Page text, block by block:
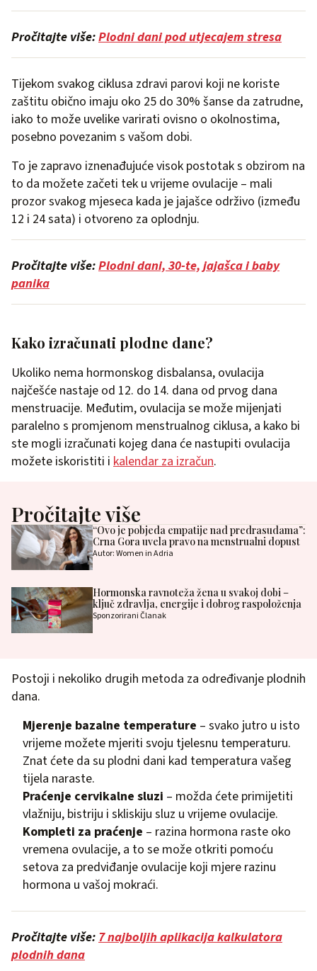
Pročitajte više:Plodni dani pod utjecajem stresa
Tijekom svakog ciklusa zdravi parovi koji ne koriste
zaštitu obično imaju oko 25 do 30% šanse da zatrudne,
iako to može uvelike varirati ovisno o okolnostima,
posebno povezanim s vašom dobi.
To je zapravo iznenađujuće visok postotak s obzirom na
to da možete začeti tek u vrijeme ovulacije – mali
prozor svakog mjeseca kada je jajašce održivo (između
12 i 24 sata) i otvoreno za oplodnju.
Pročitajte više:Plodni dani, 30-te, jajašca i baby
panika
Kako izračunati plodne dane?
Ukoliko nema hormonskog disbalansa, ovulacija
najčešće nastaje od 12. do 14. dana od prvog dana
menstruacije. Međutim, ovulacija se može mijenjati
paralelno s promjenom menstrualnog ciklusa, a kako bi
ste mogli izračunati kojeg dana će nastupiti ovulacija
možete iskoristiti i kalendar za izračun.
Pročitajte više
“Ovo je pobjeda empatije nad predrasudama”:
Crna Gora uvela pravo na menstrualni dopust
Autor: Women in Adria
Hormonska ravnoteža žena u svakoj dobi –
ključ zdravlja, energije i dobrog raspoloženja
Sponzorirani Članak
Postoji i nekoliko drugih metoda za određivanje plodnih
dana.
Mjerenje bazalne temperature – svako jutro u isto
vrijeme možete mjeriti svoju tjelesnu temperaturu.
Znat ćete da su plodni dani kad temperatura vašeg
tijela naraste.
Praćenje cervikalne sluzi – možda ćete primijetiti
vlažniju, bistriju i skliskiju sluz u vrijeme ovulacije.
Kompleti za praćenje – razina hormona raste oko
vremena ovulacije, a to se može otkriti pomoću
setova za predviđanje ovulacije koji mjere razinu
hormona u vašoj mokraći.
Pročitajte više:7 najboljih aplikacija kalkulatora
plodnih dana